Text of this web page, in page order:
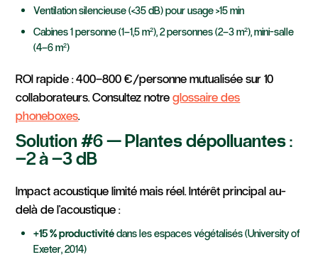
Ventilation silencieuse (<35 dB) pour usage >15 min
Cabines 1 personne (1–1,5 m²), 2 personnes (2–3 m²), mini-salle
(4–6 m²)
ROI rapide : 400–800 €/personne mutualisée sur 10
collaborateurs. Consultez notreglossaire des
phoneboxes.
Solution #6 — Plantes dépolluantes :
–2 à –3 dB
Impact acoustique limité mais réel. Intérêt principal au-
delà de l'acoustique :
+15 % productivitédans les espaces végétalisés (University of
Exeter, 2014)